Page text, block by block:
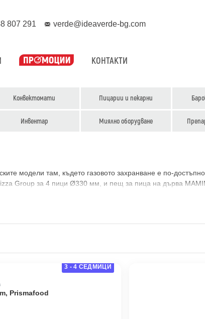
807 291 verde@ideaverde-bg.com
КОНТАКТИ
Конвектомати Пицарии и пекарни
Инвентар Миялно оборудване
модели там, където газовото захранване е по-
Group за 4 пици Ø330 мм, и пещ за пица на дърва
3 - 4 СЕДМИЦИ
Prismafood